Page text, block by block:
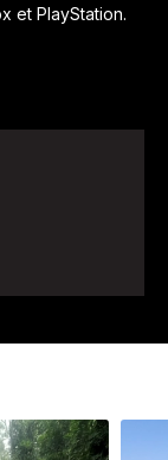
et PlayStation.